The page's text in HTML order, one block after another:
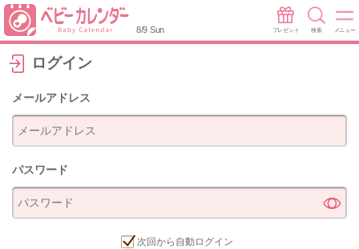
8/9 Sun プレゼント 検索 メニュー
ログイン
メールアドレス
パスワード
次回から自動ログイン